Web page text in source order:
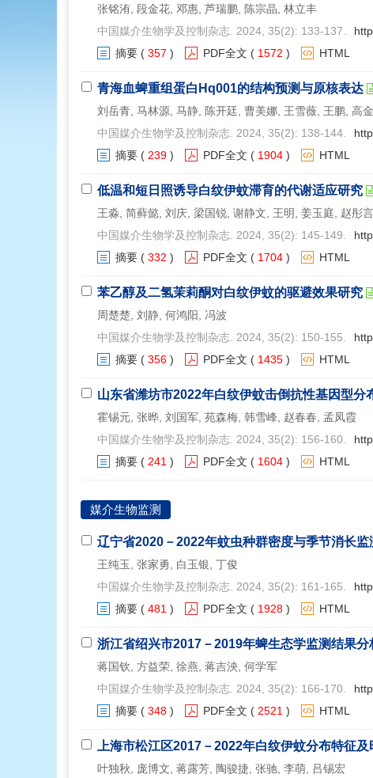
张铭洧, 段金花, 邓惠, 芦瑞鹏, 陈宗晶, 林立丰
中国媒介生物学及控制杂志. 2024, 35(2): 133-137.
摘要 ( 357 ) PDF全文 ( 1572 ) HTML
青海血蜱重组蛋白Hq001的结构预测与原核表达
刘岳青, 马林源, 马静, 陈开廷, 曹美娜, 王雪薇, 王鹏, 高
中国媒介生物学及控制杂志. 2024, 35(2): 138-144.
摘要 ( 239 ) PDF全文 ( 1904 ) HTML
低温和短日照诱导白纹伊蚊滞育的代谢适应研究
王淼, 简藓懿, 刘庆, 梁国锐, 谢静文, 王明, 姜玉庭, 赵彤
中国媒介生物学及控制杂志. 2024, 35(2): 145-149.
摘要 ( 332 ) PDF全文 ( 1704 ) HTML
苯乙醇及二氢茉莉酮对白纹伊蚊的驱避效果研究
周楚楚, 刘静, 何鸿阳, 冯波
中国媒介生物学及控制杂志. 2024, 35(2): 150-155.
摘要 ( 356 ) PDF全文 ( 1435 ) HTML
山东省潍坊市2022年白纹伊蚊击倒抗性基因型分
霍锡元, 张晔, 刘国军, 苑森梅, 韩雪峰, 赵春春, 孟凤霞
中国媒介生物学及控制杂志. 2024, 35(2): 156-160.
摘要 ( 241 ) PDF全文 ( 1604 ) HTML
媒介生物监测
辽宁省2020－2022年蚊虫种群密度与季节消长监
王纯玉, 张家勇, 白玉银, 丁俊
中国媒介生物学及控制杂志. 2024, 35(2): 161-165.
摘要 ( 481 ) PDF全文 ( 1928 ) HTML
浙江省绍兴市2017－2019年蜱生态学监测结果分
蒋国钦, 方益荣, 徐燕, 蒋吉泱, 何学军
中国媒介生物学及控制杂志. 2024, 35(2): 166-170.
摘要 ( 348 ) PDF全文 ( 2521 ) HTML
上海市松江区2017－2022年白纹伊蚊分布特征
叶独秋, 庞博文, 蒋露芳, 陶骏捷, 张驰, 李萌, 吕锡宏